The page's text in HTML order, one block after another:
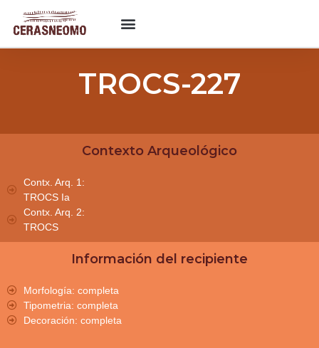
TROCS-227
Contexto Arqueológico
Contx. Arq. 1:
TROCS Ia
Contx. Arq. 2:
TROCS
Información del recipiente
Morfología: completa
Tipometria: completa
Decoración: completa